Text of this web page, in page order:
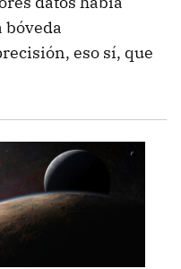
bóveda
eso sí, que